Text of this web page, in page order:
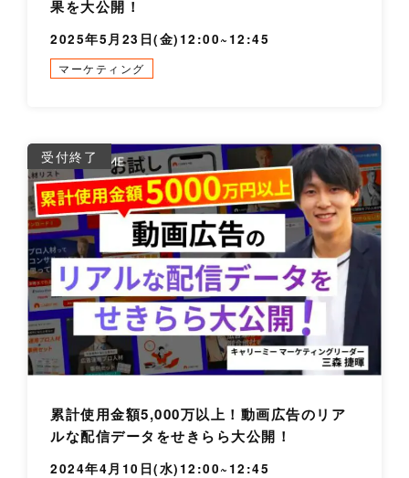
果を大公開！
2025年5月23日(金)12:00~12:45
マーケティング
受付終了
累計使用金額5,000万以上！動画広告のリア
ルな配信データをせきらら大公開！
2024年4月10日(水)12:00~12:45